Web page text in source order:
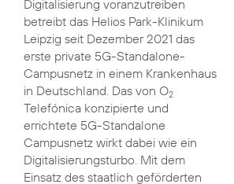
Digitalisierung voranzutreiben
betreibt das Helios Park-Klinikum
Leipzig seit Dezember 2021 das
erste private 5G-Standalone-
Campusnetz in einem Krankenhaus
in Deutschland. Das von O2
Telefónica konzipierte und
errichtete 5G-Standalone
Campusnetz wirkt dabei wie ein
Digitalisierungsturbo. Mit dem
Einsatz des staatlich geförderten